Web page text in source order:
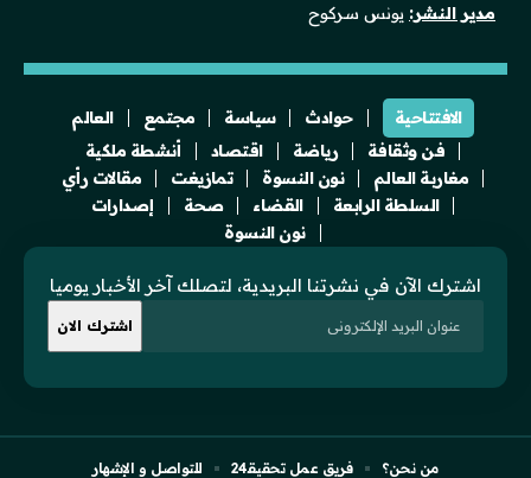
مدير النشر: يونس سركوح
الافتتاحية حوادث سياسة مجتمع
العالم
فن وثقافة
رياضة اقتصاد
أنشطة ملكية
مغاربة العالم
نون النسوة تمازيغت
مقالات رأي
السلطة الرابعة
القضاء صحة
إصدارات
نون النسوة
اشترك الآن في نشرتنا البريدية، لتصلك آخر الأخبار يوميا
من نحن؟ فريق عمل تحقيقـ24 للتواصل و الإشهار